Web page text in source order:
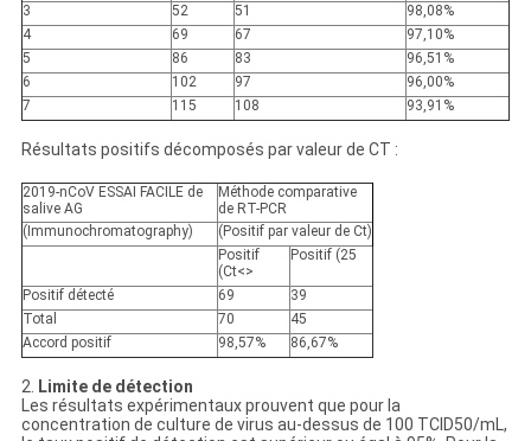
3
52 51
98,08%
4
69 67
97,10%
5
86 83
96,51%
6
102 97
96,00%
7
115 108 93,91%
Résultats positifs décomposés par valeur de CT :
2019-nCoV ESSAI FACILE de
salive AG
Méthode comparative
de RT-PCR
(Immunochromatography)
(Positif par valeur de Ct)
Positif
(Ct<>
Positif (25
Positifdétecté 69
39
Total
70
45
Accord positif
98,57% 86,67%
2. Limite de détection
Les résultats expérimentaux prouvent que pour la
concentration de culture de virus au-dessus de 100 TCID50/mL,